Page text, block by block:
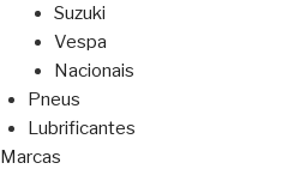
Suzuki
Vespa
Nacionais
Pneus
Lubrificantes
Marcas